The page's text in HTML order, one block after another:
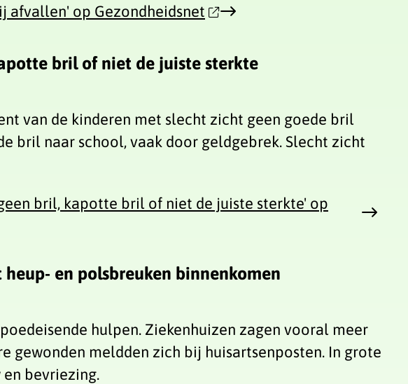
afvallen' op Gezondheidsnet
bril of niet de juiste sterkte
van de kinderen met slecht zicht geen goede bril
bril naar school, vaak door geldgebrek. Slecht zicht
bril, kapotte bril of niet de juiste sterkte' op
en polsbreuken binnenkomen
hulpen. Ziekenhuizen zagen vooral meer
gewonden meldden zich bij huisartsenposten. In grote
bevriezing.